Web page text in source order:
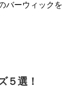
バーウィックを
５選！